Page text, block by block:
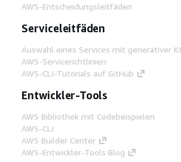
AWS-Entscheidungsleitfäden
Serviceleitfäden
Auswahl eines Services mit generativer KI
AWS-Servicerichtlinien
AWS-CLI-Tutorials auf GitHub
Entwickler-Tools
AWS Bibliothek mit Codebeispielen
AWS-CLI
AWS Builder Center
AWS-Entwickler-Tools Blog